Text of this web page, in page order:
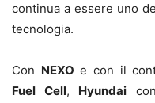
continua a essere uno
tecnologia.
Con NEXO e con il
Fuel Cell, Hyundai